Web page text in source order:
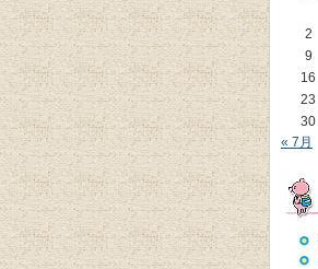
2
9
16
23
30
« 7月